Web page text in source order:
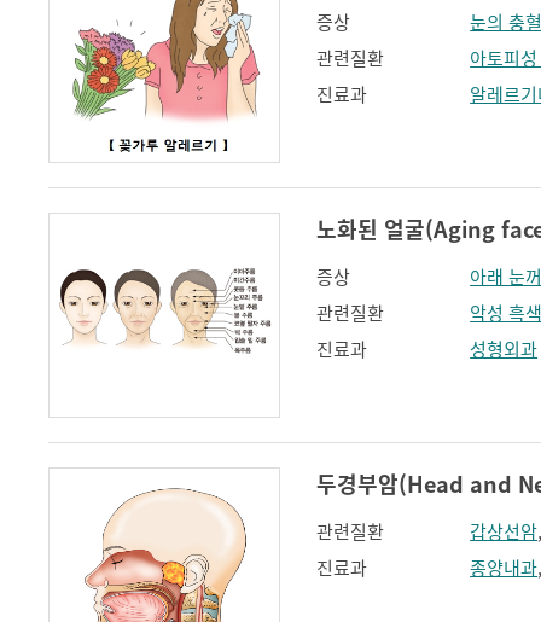
증상
눈의 충
관련질환
아토피
진료과
알레르
노화된 얼굴(Aging
증상
아래 눈
관련질환
악성 흑
진료과
성형외과
두경부암(Head and
관련질환 갑상선암
진료과
종양내과